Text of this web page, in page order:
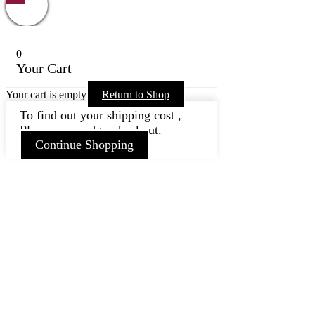
0
Your Cart
Your cart is empty Return to Shop
To find out your shipping cost ,
Please proceed to checkout.
Continue Shopping